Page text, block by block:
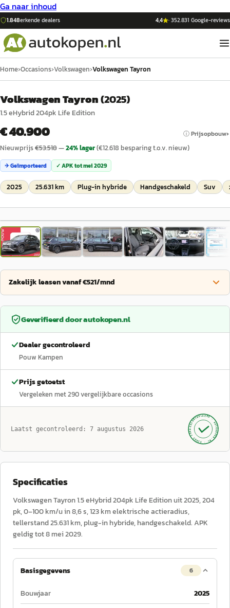
Ga naar inhoud
1.848erkende dealers 4,4 ·352.831 Google-reviews
Home›Occasions›Volkswagen›Volkswagen Tayron
Volkswagen Tayron(2025)
1.5 eHybrid 204pk Life Edition
€ 40.900 ⓘ Prijsopbouw
Nieuwprijs€53.518—24% lager(€12.618 besparing t.o.v. nieuw)
✈ Geïmporteerd ✓ APK totmei 2029
2025 25.631 km Plug-in hybride Handgeschakeld Suv
1/36
Zakelijk leasen vanaf €521/mnd
Geverifieerd doorautokopen.nl
Dealer gecontroleerd
Pouw Kampen
Prijs getoetst
Vergeleken met290vergelijkbare occasions
Laatst gecontroleerd: 7 augustus 2026 GECONTROLEERD ·
AUTOKOPEN.NL
· SINDS 1999 ·
Specificaties
Volkswagen Tayron 1.5 eHybrid 204pk Life Edition uit 2025, 204
pk, 0–100 km/u in 8,6 s, 123 km elektrische actieradius,
tellerstand 25.631 km, plug-in hybride, handgeschakeld. APK
geldig tot 8 mei 2029.
Basisgegevens 6
Bouwjaar
2025